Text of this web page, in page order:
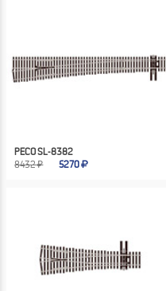
PECO SL-8382
8432 ₽
5270